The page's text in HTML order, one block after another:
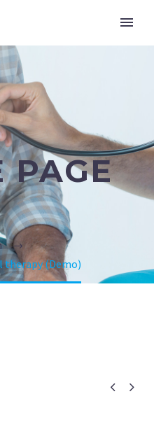
PAGE
therapy (Demo)
 